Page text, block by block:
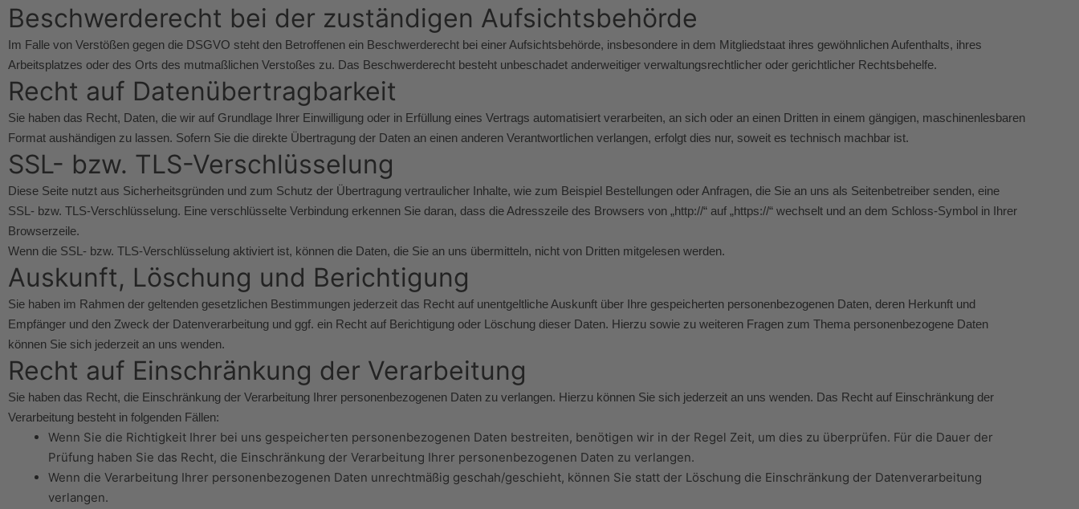
Beschwerde­recht bei der zuständigen Aufsichts­behörde
Im Falle von Verstößen gegen die DSGVO steht den Betroffenen ein Beschwerderecht bei einer Aufsichtsbehörde, insbesondere in dem Mitgliedstaat ihres gewöhnlichen Aufenthalts, ihres
Arbeitsplatzes oder des Orts des mutmaßlichen Verstoßes zu. Das Beschwerderecht besteht unbeschadet anderweitiger verwaltungsrechtlicher oder gerichtlicher Rechtsbehelfe.
Recht auf Daten­übertrag­barkeit
Sie haben das Recht, Daten, die wir auf Grundlage Ihrer Einwilligung oder in Erfüllung eines Vertrags automatisiert verarbeiten, an sich oder an einen Dritten in einem gängigen, maschinenlesbaren
Format aushändigen zu lassen. Sofern Sie die direkte Übertragung der Daten an einen anderen Verantwortlichen verlangen, erfolgt dies nur, soweit es technisch machbar ist.
SSL- bzw. TLS-Verschlüsselung
Diese Seite nutzt aus Sicherheitsgründen und zum Schutz der Übertragung vertraulicher Inhalte, wie zum Beispiel Bestellungen oder Anfragen, die Sie an uns als Seitenbetreiber senden, eine
SSL- bzw. TLS-Verschlüsselung. Eine verschlüsselte Verbindung erkennen Sie daran, dass die Adresszeile des Browsers von „http://“ auf „https://“ wechselt und an dem Schloss-Symbol in Ihrer
Browserzeile.
Wenn die SSL- bzw. TLS-Verschlüsselung aktiviert ist, können die Daten, die Sie an uns übermitteln, nicht von Dritten mitgelesen werden.
Auskunft, Löschung und Berichtigung
Sie haben im Rahmen der geltenden gesetzlichen Bestimmungen jederzeit das Recht auf unentgeltliche Auskunft über Ihre gespeicherten personenbezogenen Daten, deren Herkunft und
Empfänger und den Zweck der Datenverarbeitung und ggf. ein Recht auf Berichtigung oder Löschung dieser Daten. Hierzu sowie zu weiteren Fragen zum Thema personenbezogene Daten
können Sie sich jederzeit an uns wenden.
Recht auf Einschränkung der Verarbeitung
Sie haben das Recht, die Einschränkung der Verarbeitung Ihrer personenbezogenen Daten zu verlangen. Hierzu können Sie sich jederzeit an uns wenden. Das Recht auf Einschränkung der
Verarbeitung besteht in folgenden Fällen:
Wenn Sie die Richtigkeit Ihrer bei uns gespeicherten personenbezogenen Daten bestreiten, benötigen wir in der Regel Zeit, um dies zu überprüfen. Für die Dauer der
Prüfung haben Sie das Recht, die Einschränkung der Verarbeitung Ihrer personenbezogenen Daten zu verlangen.
Wenn die Verarbeitung Ihrer personenbezogenen Daten unrechtmäßig geschah/geschieht, können Sie statt der Löschung die Einschränkung der Datenverarbeitung
verlangen.